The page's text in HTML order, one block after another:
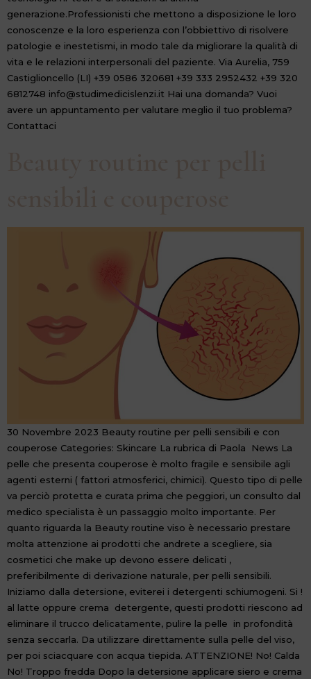
generazione.Professionisti che mettono a disposizione le loro
conoscenze e la loro esperienza con l’obbiettivo di risolvere
patologie e inestetismi, in modo tale da migliorare la qualità di
vita e le relazioni interpersonali del paziente. Via Aurelia, 759
Castiglioncello (LI) +39 0586 320681 +39 333 2952432 +39 320
6812748 info@studimedicislenzi.it Hai una domanda? Vuoi
avere un appuntamento per valutare meglio il tuo problema?
Contattaci
30 Novembre 2023 Beauty routine per pelli sensibili e con
couperose Categories: Skincare La rubrica di Paola News La
pelle che presenta couperose è molto fragile e sensibile agli
agenti esterni ( fattori atmosferici, chimici). Questo tipo di pelle
va perciò protetta e curata prima che peggiori, un consulto dal
medico specialista è un passaggio molto importante. Per
quanto riguarda la Beauty routine viso è necessario prestare
molta attenzione ai prodotti che andrete a scegliere, sia
cosmetici che make up devono essere delicati ,
preferibilmente di derivazione naturale, per pelli sensibili.
Iniziamo dalla detersione, eviterei i detergenti schiumogeni. Si !
al latte oppure crema detergente, questi prodotti riescono ad
eliminare il trucco delicatamente, pulire la pelle in profondità
senza seccarla. Da utilizzare direttamente sulla pelle del viso,
per poi sciacquare con acqua tiepida. ATTENZIONE! No! Calda
No! Troppo fredda Dopo la detersione applicare siero e crema